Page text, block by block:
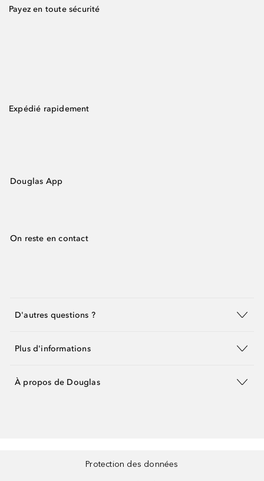
Payez en toute sécurité
Expédié rapidement
Douglas App
On reste en contact
D'autres questions ?
Plus d'informations
À propos de Douglas
Protection des données